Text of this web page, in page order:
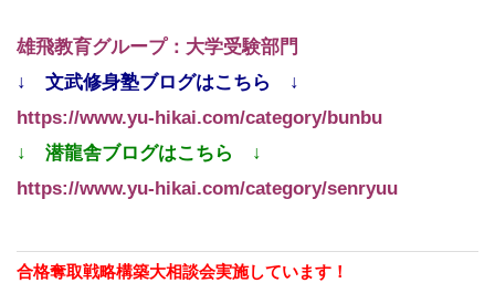
雄飛教育グループ：大学受験部門
↓ 文武修身塾ブログはこちら ↓
https://www.yu-hikai.com/category/bunbu
↓ 潜龍舎ブログはこちら ↓
https://www.yu-hikai.com/category/senryuu
合格奪取戦略構築大相談会実施しています！